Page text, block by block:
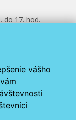
vášho
do 17. hod.